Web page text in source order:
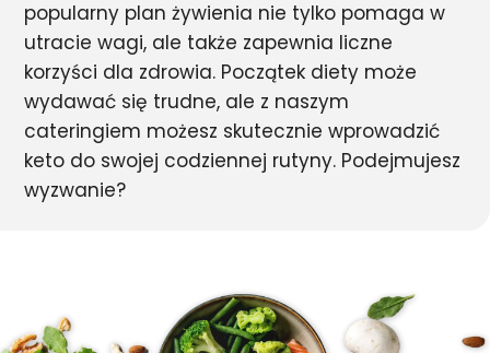
popularny plan żywienia nie tylko pomaga w
utracie wagi, ale także zapewnia liczne
korzyści dla zdrowia. Początek diety może
wydawać się trudne, ale z naszym
cateringiem możesz skutecznie wprowadzić
keto do swojej codziennej rutyny. Podejmujesz
wyzwanie?